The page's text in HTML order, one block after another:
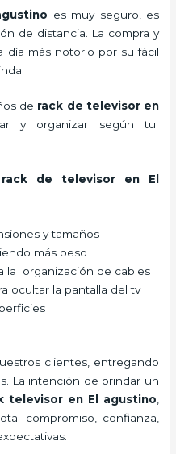
es muy seguro, es
de distancia. La compra y
día más notorio por su fácil
de rack de televisor en
y organizar según tu
rack de televisor en El
y tamaños
más peso
la organización de cables
ocultar la pantalla del tv
clientes, entregando
La intención de brindar un
televisor en El agustino
compromiso, confianza,